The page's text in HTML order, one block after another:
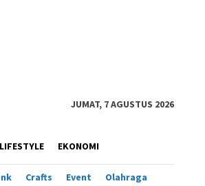
JUMAT, 7 AGUSTUS 2026
LIFESTYLE EKONOMI
Crafts Event Olahraga